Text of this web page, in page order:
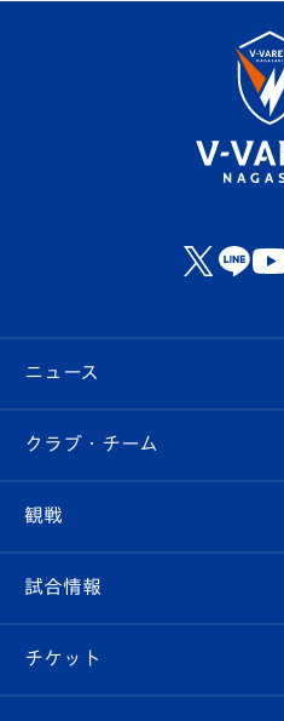
ニュース
すべて
クラブ
試合情報
クラブ・チーム
クラブ概要
エンブレム紹介
観戦
観戦ルール
はじめての観戦ガイド
試合情報
試合日程/結果
チケット